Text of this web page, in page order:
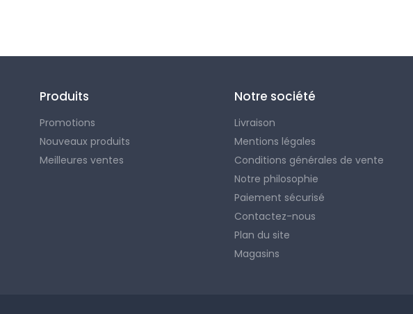
Produits
Promotions
Nouveaux produits
Meilleures ventes
Notre société
Livraison
Mentions légales
Conditions générales de vente
Notre philosophie
Paiement sécurisé
Contactez-nous
Plan du site
Magasins